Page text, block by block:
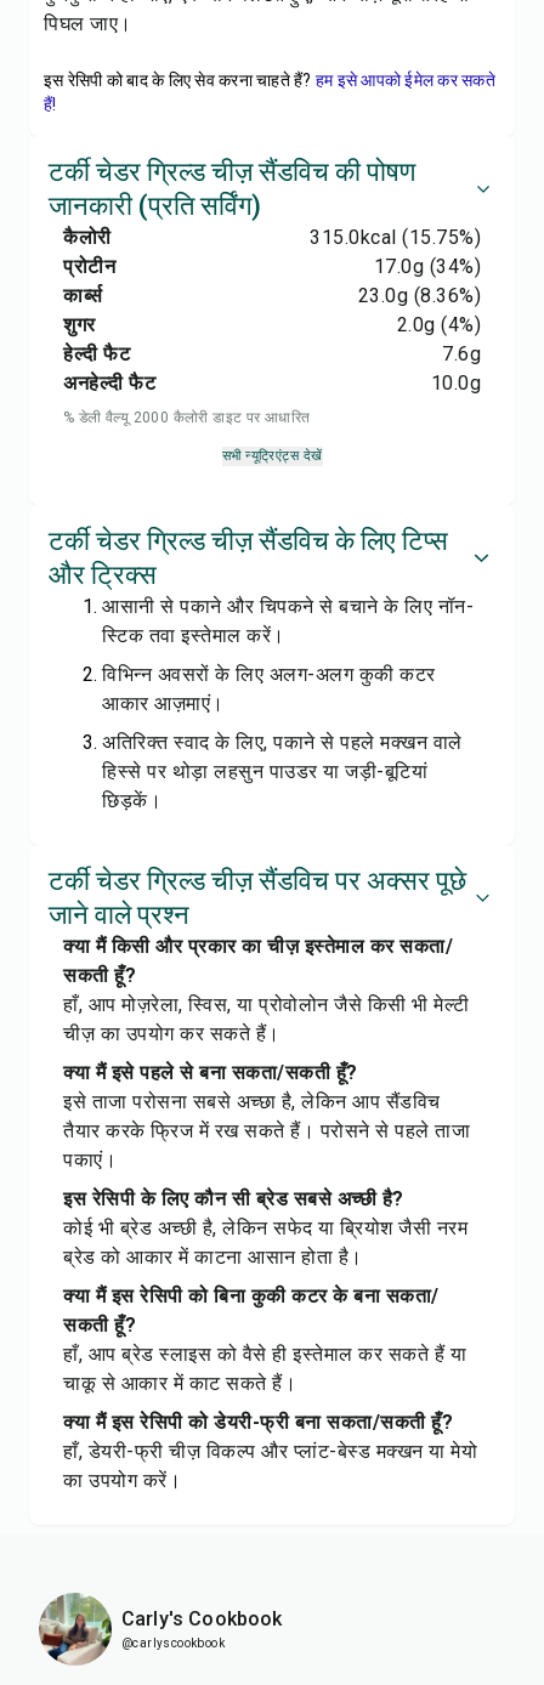
पिघल जाए।
इस रेसिपी को बाद के लिए सेव करना चाहते हैं? हम इसे आपको ईमेल कर सकते
हैं!
टर्की चेडर ग्रिल्ड चीज़ सैंडविच की पोषण
जानकारी (प्रति सर्विंग)
कैलोरी 315.0kcal (15.75%)
प्रोटीन
17.0g (34%)
कार्ब्स
23.0g (8.36%)
शुगर
2.0g (4%)
हेल्दी फैट
7.6g
अनहेल्दी फैट
10.0g
% डेली वैल्यू 2000 कैलोरी डाइट पर आधारित
सभी न्यूट्रिएंट्स देखें
टर्की चेडर ग्रिल्ड चीज़ सैंडविच के लिए टिप्स
और ट्रिक्स
आसानी से पकाने और चिपकने से बचाने के लिए नॉन-
स्टिक तवा इस्तेमाल करें।
विभिन्न अवसरों के लिए अलग-अलग कुकी कटर
आकार आज़माएं।
अतिरिक्त स्वाद के लिए, पकाने से पहले मक्खन वाले
हिस्से पर थोड़ा लहसुन पाउडर या जड़ी-बूटियां
छिड़कें।
टर्की चेडर ग्रिल्ड चीज़ सैंडविच पर अक्सर पूछे
जाने वाले प्रश्न
क्या मैं किसी और प्रकार का चीज़ इस्तेमाल कर सकता/
सकती हूँ?
हाँ, आप मोज़रेला, स्विस, या प्रोवोलोन जैसे किसी भी मेल्टी
चीज़ का उपयोग कर सकते हैं।
क्या मैं इसे पहले से बना सकता/सकती हूँ?
इसे ताजा परोसना सबसे अच्छा है, लेकिन आप सैंडविच
तैयार करके फ्रिज में रख सकते हैं। परोसने से पहले ताजा
पकाएं।
इस रेसिपी के लिए कौन सी ब्रेड सबसे अच्छी है?
कोई भी ब्रेड अच्छी है, लेकिन सफेद या ब्रियोश जैसी नरम
ब्रेड को आकार में काटना आसान होता है।
क्या मैं इस रेसिपी को बिना कुकी कटर के बना सकता/
सकती हूँ?
हाँ, आप ब्रेड स्लाइस को वैसे ही इस्तेमाल कर सकते हैं या
चाकू से आकार में काट सकते हैं।
क्या मैं इस रेसिपी को डेयरी-फ्री बना सकता/सकती हूँ?
हाँ, डेयरी-फ्री चीज़ विकल्प और प्लांट-बेस्ड मक्खन या मेयो
का उपयोग करें।
Carly's Cookbook
@carlyscookbook